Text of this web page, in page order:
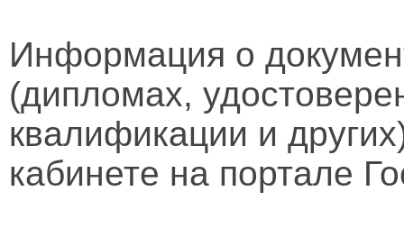
Информация о
(дипломах,
квалификации и
кабинете на портале